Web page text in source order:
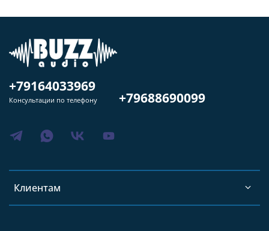
Клиентам
+79164033969
Консультации по телефону +79688690099